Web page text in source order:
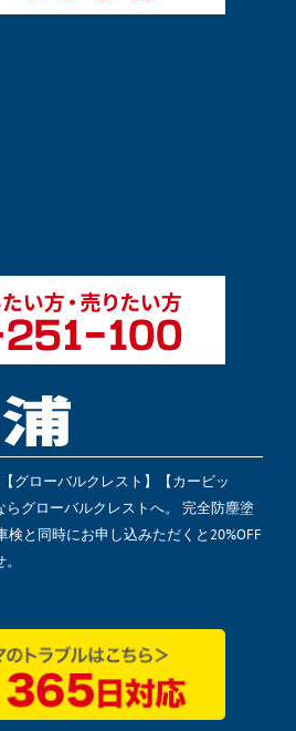
グローバルクレスト】【カービッ
グローバルクレストへ。 完全防塵塗
検と同時にお申し込みただくと20%OFF